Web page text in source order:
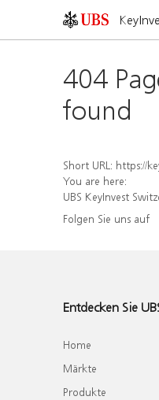
404
found
Short URL: https://keyinvest-
You are here:
UBS KeyInvest
Folgen Sie uns auf
Entdecken Sie
Home
Märkte
Produkte